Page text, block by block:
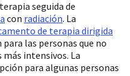
seguida de
con radiación. La
de terapia dirigida
para las personas que no
intensivos. La
para algunas personas